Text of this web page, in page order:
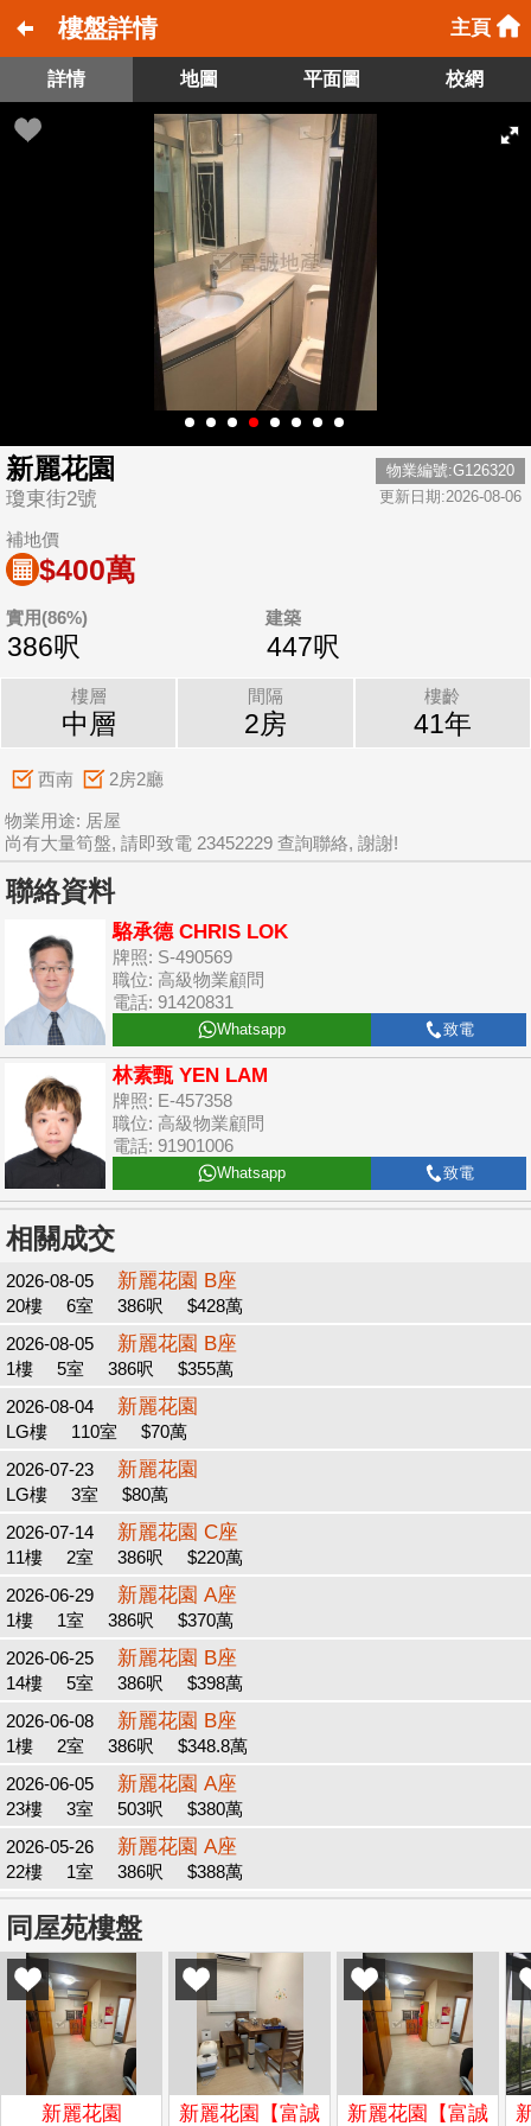
樓盤詳情 主頁
詳情 地圖 平面圖 校網
新麗花園
瓊東街2號
物業編號:G126320
更新日期:2026-08-06
補地價
$400萬
實用(86%)
386呎
建築
447呎
樓層
中層
間隔
2房
樓齡
41年
西南 2房2廳
物業用途: 居屋
尚有大量筍盤, 請即致電 23452229 查詢聯絡, 謝謝!
聯絡資料
駱承德 CHRIS LOK
牌照: S-490569
職位: 高級物業顧問
電話: 91420831
Whatsapp 致電
林素甄 YEN LAM
牌照: E-457358
職位: 高級物業顧問
電話: 91901006
Whatsapp 致電
相關成交
2026-08-05 新麗花園 B座
20樓 6室 386呎
$428萬
2026-08-05
新麗花園 B座
1樓 5室 386呎
$355萬
2026-08-04
新麗花園
LG樓 110室
$70萬
2026-07-23
新麗花園
LG樓 3室
$80萬
2026-07-14
新麗花園 C座
11樓 2室 386呎
$220萬
2026-06-29
新麗花園 A座
1樓 1室 386呎
$370萬
2026-06-25
新麗花園 B座
14樓 5室 386呎
$398萬
2026-06-08
新麗花園 B座
1樓 2室 386呎
$348.8萬
2026-06-05
新麗花園 A座
23樓 3室 503呎
$380萬
2026-05-26
新麗花園 A座
22樓 1室 386呎 $388萬
同屋苑樓盤
新麗花園 新麗花園【富誠 新麗花園【富誠